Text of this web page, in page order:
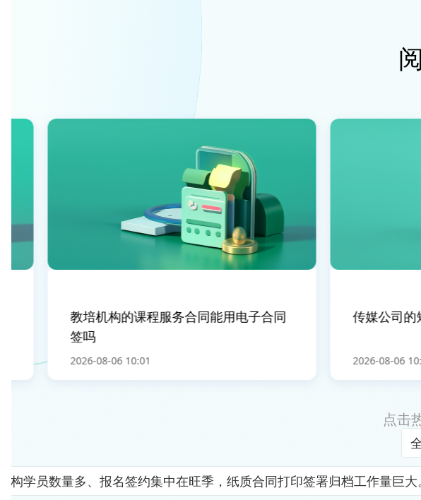
教培机构的课程服务合同能用电子合同
签吗
2026-08-06 10:01
传媒公司的
2026-08-06 10:01
点击
构学员数量多、报名签约集中在旺季，纸质合同打印签署归档工作量巨